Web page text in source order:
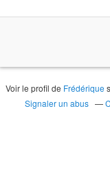
Voir le profil de Frédérique
Signaler un abus